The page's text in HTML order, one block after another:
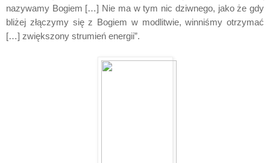
nazywamy Bogiem […] Nie ma w tym nic dziwnego, jako że gdy
bliżej złączymy się z Bogiem w modlitwie, winniśmy otrzymać
[…] zwiększony strumień energii”.